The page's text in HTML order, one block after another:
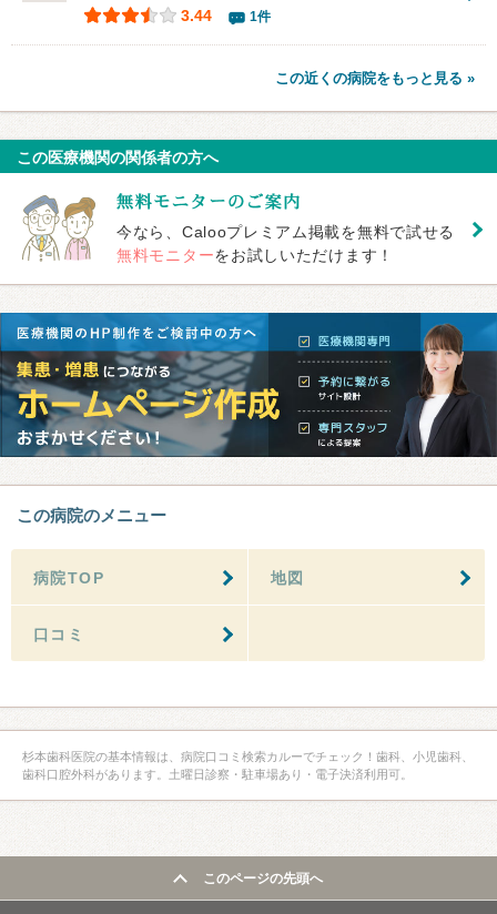
3.44 1件
この近くの病院をもっと見る »
この医療機関の関係者の方へ
今なら、Calooプレミアム掲載を無料で試せる
無料モニターをお試しいただけます！
この病院のメニュー
病院TOP 地図
口コミ
杉本歯科医院の基本情報は、病院口コミ検索カルーでチェック！歯科、小児歯科、
歯科口腔外科があります。土曜日診察・駐車場あり・電子決済利用可。
このページの先頭へ